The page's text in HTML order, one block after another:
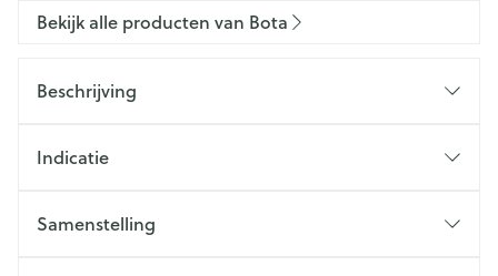
Bekijk alle producten van Bota
Beschrijving
Indicatie
Samenstelling